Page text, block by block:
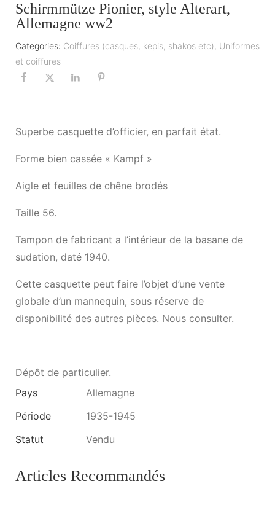
Schirmmütze Pionier, style Alterart,
Allemagne ww2
Categories: Coiffures (casques, kepis, shakos etc), Uniformes
et coiffures
Superbe casquette d’officier, en parfait état.
Forme bien cassée « Kampf »
Aigle et feuilles de chêne brodés
Taille 56.
Tampon de fabricant a l’intérieur de la basane de
sudation, daté 1940.
Cette casquette peut faire l’objet d’une vente
globale d’un mannequin, sous réserve de
disponibilité des autres pièces. Nous consulter.
Dépôt de particulier.
Pays
Allemagne
Période
1935-1945
Statut
Vendu
Articles Recommandés